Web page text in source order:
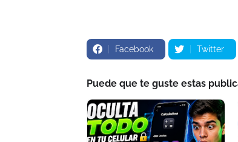
Facebook Twitter
Puede que te guste estas